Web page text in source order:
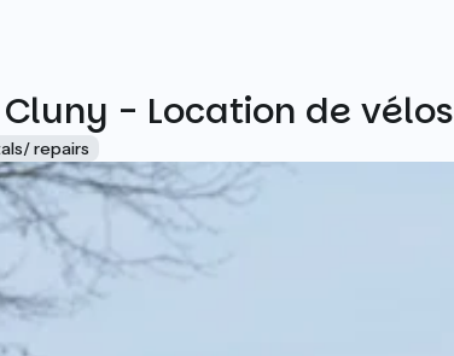
Cluny - Location de vélos
repairs